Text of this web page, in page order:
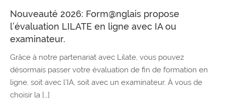
Nouveauté 2026: Form@nglais propose
l’évaluation LILATE en ligne avec IA ou
examinateur.
Grâce à notre partenariat avec Lilate, vous pouvez
désormais passer votre évaluation de fin de formation en
ligne, soit avec l’IA, soit avec un examinateur. À vous de
choisir la […]